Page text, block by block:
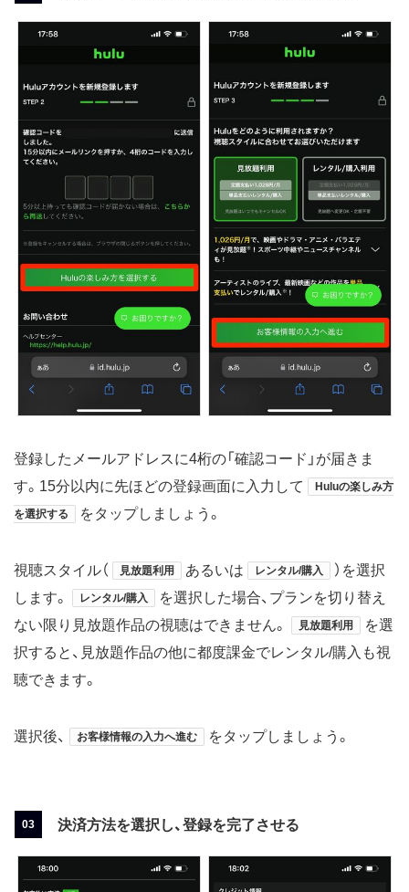
登録したメールアドレスに4桁の「確認コード」が届きま
す。15分以内に先ほどの登録画面に入力して
Huluの楽しみ方
を選択する をタップしましょう。
視聴スタイル（ 見放題利用 あるいは レンタル/購入
）を選択
します。
レンタル/購入
を選択した場合、プランを切り替え
ない限り見放題作品の視聴はできません。
見放題利用
を選
択すると、見放題作品の他に都度課金でレンタル/購入も視
聴できます。
選択後、 お客様情報の入力へ進む をタップしましょう。
決済方法を選択し、登録を完了させる